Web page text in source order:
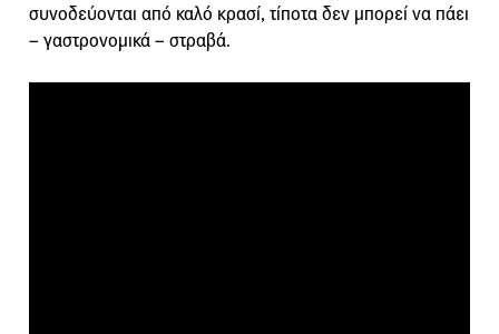
συνοδεύονται από καλό κρασί, τίποτα δεν μπορεί να πάει
– γαστρονομικά – στραβά.